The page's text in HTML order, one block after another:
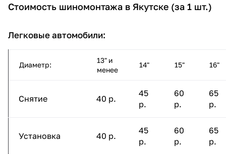
Стоимость шиномонтажа в Якутске (за 1 шт.)
Легковые автомобили:
Диаметр:
13" и
менее
14" 15" 16"
Снятие 40 р.
45
р.
60
р.
65
р.
Установка 40 р.
45
р.
60
р.
65
р.